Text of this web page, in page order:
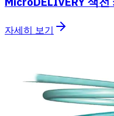
자세히 보기